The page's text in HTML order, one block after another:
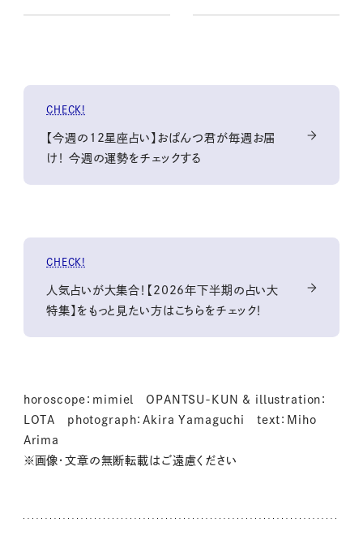
CHECK!
【今週の12星座占い】おぱんつ君が毎週お届
け！ 今週の運勢をチェックする
CHECK!
人気占いが大集合！【2026年下半期の占い大
特集】をもっと見たい方はこちらをチェック！
horoscope：mimiel OPANTSU-KUN & illustration：
LOTA photograph：Akira Yamaguchi text：Miho
Arima
※画像・文章の無断転載はご遠慮ください